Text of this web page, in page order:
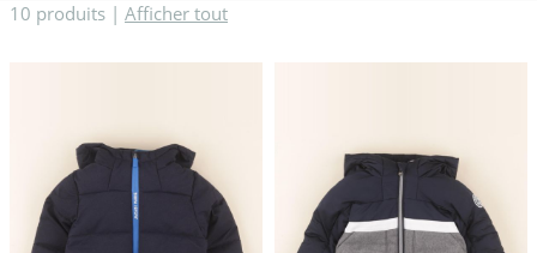
10 produits | Afficher tout